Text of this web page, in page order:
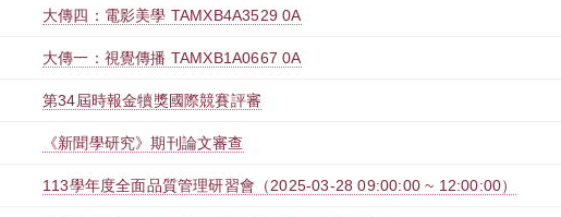
大傳四：電影美學 TAMXB4A3529 0A
大傳一：視覺傳播 TAMXB1A0667 0A
第34屆時報金犢獎國際競賽評審
《新聞學研究》期刊論文審查
113學年度全面品質管理研習會（2025-03-28 09:00:00 ~ 12:00:00）